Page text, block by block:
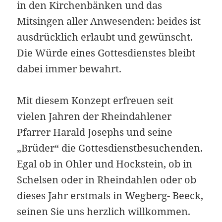
in den Kirchenbänken und das
Mitsingen aller Anwesenden: beides ist
ausdrücklich erlaubt und gewünscht.
Die Würde eines Gottesdienstes bleibt
dabei immer bewahrt.
Mit diesem Konzept erfreuen seit
vielen Jahren der Rheindahlener
Pfarrer Harald Josephs und seine
„Brüder“ die Gottesdienstbesuchenden.
Egal ob in Ohler und Hockstein, ob in
Schelsen oder in Rheindahlen oder ob
dieses Jahr erstmals in Wegberg- Beeck,
seinen Sie uns herzlich willkommen.